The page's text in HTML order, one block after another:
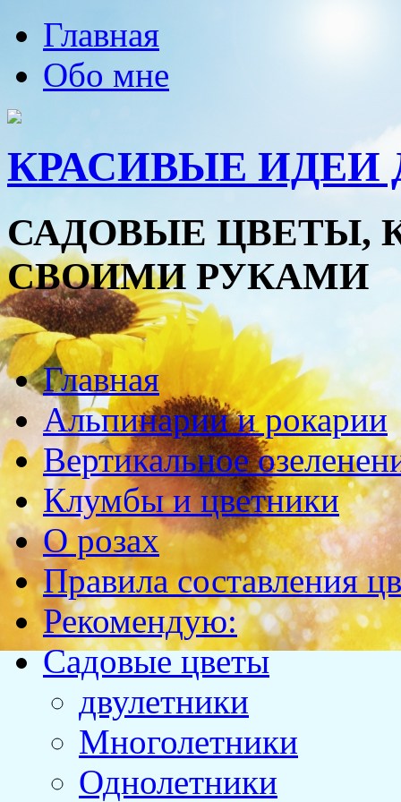
Главная
Обо мне
КРАСИВЫЕ ИДЕИ
САДОВЫЕ ЦВЕТЫ,
СВОИМИ РУКАМИ
Главная
Альпинарии и рокарии
Вертикальное
Клумбы и цветники
О розах
Правила составления
Рекомендую:
Садовые цветы
двулетники
Многолетники
Однолетники